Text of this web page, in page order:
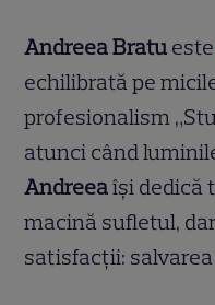
Andreea Bratu este
echilibrată pe
profesionalism
atunci când
Andreeaîși dedică
macină sufletul,
satisfacții: